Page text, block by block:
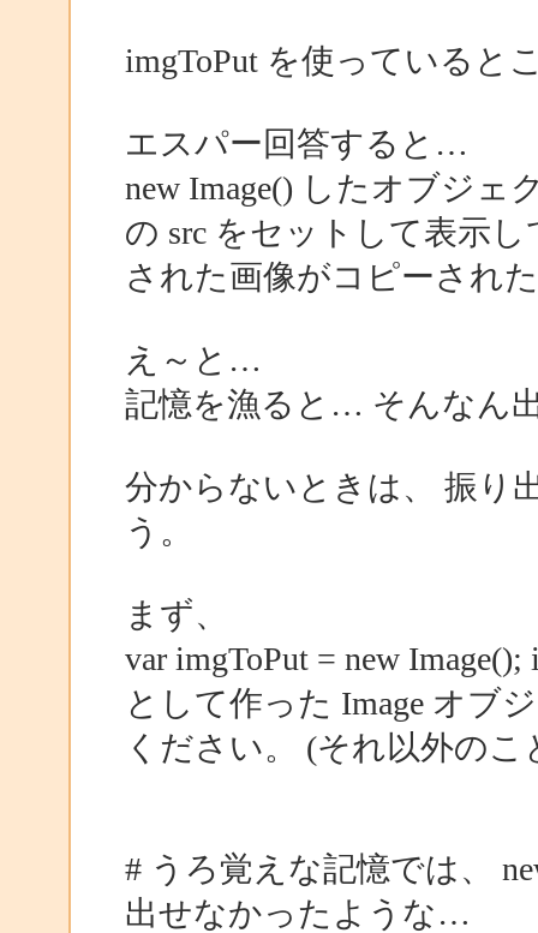
imgToPut を使っている
エスパー回答すると…
new Image() したオブジェ
の src をセットして表示
された画像がコピーされ
え～と…
記憶を漁ると… そんなん
分からないときは、 振り
う。
まず、
var imgToPut = new
として作った Image オブ
ください。 (それ以外の
# うろ覚えな記憶では、
出せなかったような…